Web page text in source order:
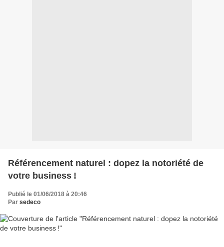
Référencement naturel : dopez la notoriété de
votre business !
Publié le 01/06/2018 à 20:46
Par sedeco